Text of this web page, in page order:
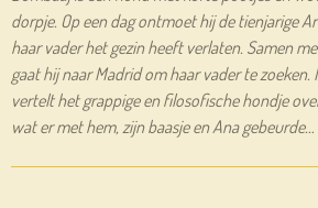
dorpje. Op een dag ontmoet hij de tienjarige
haar vader het gezin heeft verlaten. Samen
gaat hij naar Madrid om haar vader te zoeken.
vertelt het grappige en filosofische hondje
wat er met hem, zijn baasje en Ana